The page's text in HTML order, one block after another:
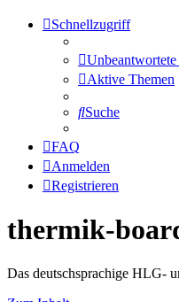
Schnellzugriff
Unbeantwortete
Aktive Themen
Suche
FAQ
Anmelden
Registrieren
thermik-
Das deutschsprachige HLG-